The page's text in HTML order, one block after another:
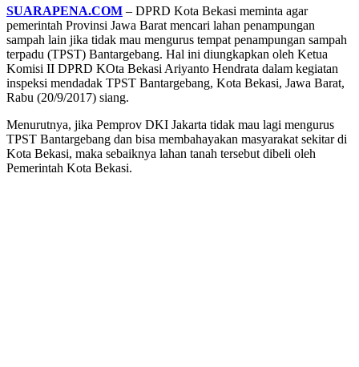
SUARAPENA.COM – DPRD Kota Bekasi meminta agar
pemerintah Provinsi Jawa Barat mencari lahan penampungan
sampah lain jika tidak mau mengurus tempat penampungan sampah
terpadu (TPST) Bantargebang. Hal ini diungkapkan oleh Ketua
Komisi II DPRD KOta Bekasi Ariyanto Hendrata dalam kegiatan
inspeksi mendadak TPST Bantargebang, Kota Bekasi, Jawa Barat,
Rabu (20/9/2017) siang.
Menurutnya, jika Pemprov DKI Jakarta tidak mau lagi mengurus
TPST Bantargebang dan bisa membahayakan masyarakat sekitar di
Kota Bekasi, maka sebaiknya lahan tanah tersebut dibeli oleh
Pemerintah Kota Bekasi.